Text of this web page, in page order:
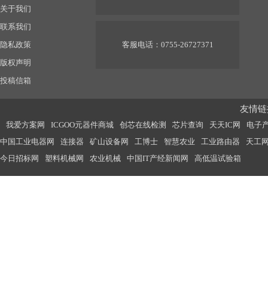
关于我们
联系我们
隐私政策
版权声明
投稿信箱
客服电话：0755-26727371
友情
我爱方案网 ICGOO元器件商城 创芯在线检测 芯片查询 天天IC网
电子
中国工业电器网
连接器 矿山设备网 工博士 智慧农业 工业路由器
天工
今日招标网
塑料机械网 农业机械 中国IT产经新闻网 高低温试验箱